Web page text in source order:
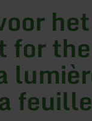
for
feuille